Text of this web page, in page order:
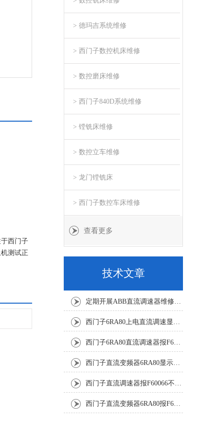
西门子
测试正
> 德玛吉系统维修
> 西门子数控机床维修
> 数控磨床维修
> 西门子840D系统维修
> 镗铣床维修
> 数控立车维修
> 龙门镗铣床
> 西门子数控车床维修
查看更多
技术文章
定期开展ABB直流调速器维修与故障修复降低工业生产的故障风险
西门子6RA80上电直流调速显示F60068修复解决
西门子6RA80直流调速器报F60161修复方法有
西门子直流变频器6RA80显示报F60097代码修复
西门子直流调速器报F60066不能复位修复解决
西门子直流变频器6RA80报F60005修复排除